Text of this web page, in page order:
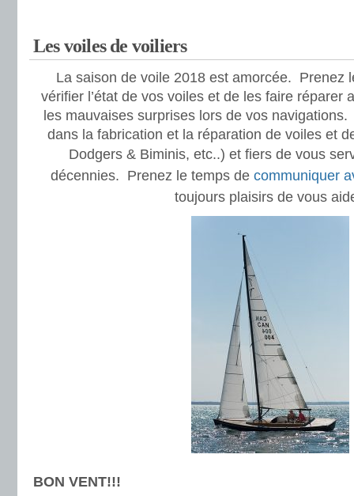
Les voiles de voiliers
La saison de voile 2018 est amorcée. Prenez
vérifier l’état de vos voiles et de les faire réparer
les mauvaises surprises lors de vos
dans la fabrication et la réparation de voiles et
Dodgers & Biminis, etc..) et fiers de vous
décennies. Prenez le temps de communiquer
toujours plaisirs de vous
BON VENT!!!